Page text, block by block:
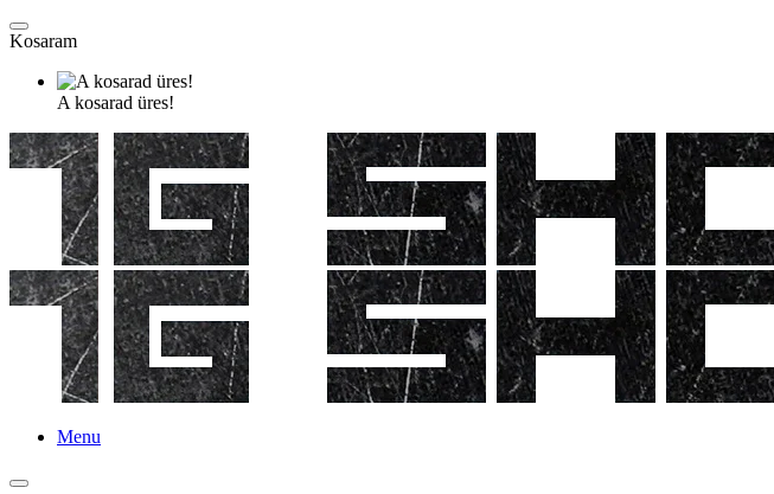
Kosaram
A kosarad üres!
Menu